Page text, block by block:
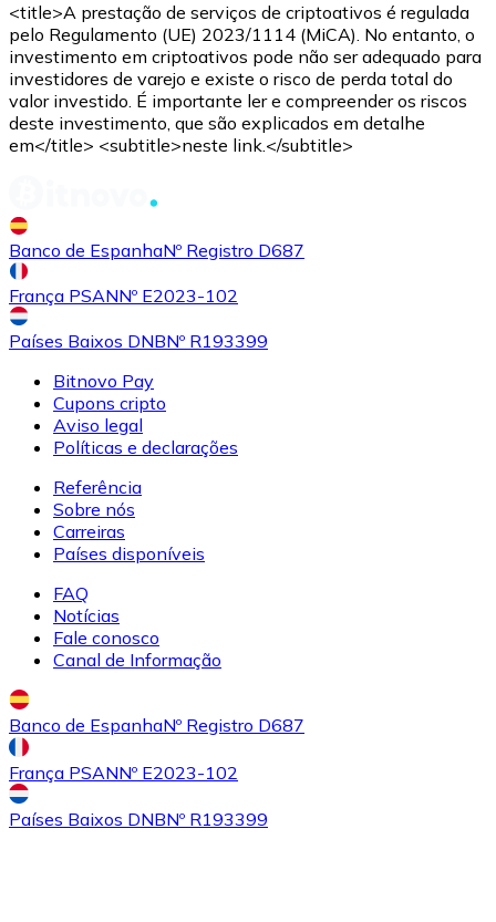
ComprarShiba Inucom transferência bancárias
SHIB
ComprarUniswap
UNI
ComprarEthereum Classiccom transferência bancárias
ETC
<title>A prestação de serviços de criptoativos é regulada
pelo Regulamento (UE) 2023/1114 (MiCA). No entanto, o
investimento em criptoativos pode não ser adequado para
investidores de varejo e existe o risco de perda total do
valor investido. É importante ler e compreender os riscos
deste investimento, que são explicados em detalhe
em</title> <subtitle>neste link.</subtitle>
Banco de EspanhaNº Registro D687
França PSANNº E2023-102
Países Baixos DNBNº R193399
Bitnovo Pay
Cupons cripto
Aviso legal
Políticas e declarações
Referência
Sobre nós
Carreiras
Países disponíveis
FAQ
Notícias
Fale conosco
Canal de Informação
Banco de EspanhaNº Registro D687
França PSANNº E2023-102
Países Baixos DNBNº R193399